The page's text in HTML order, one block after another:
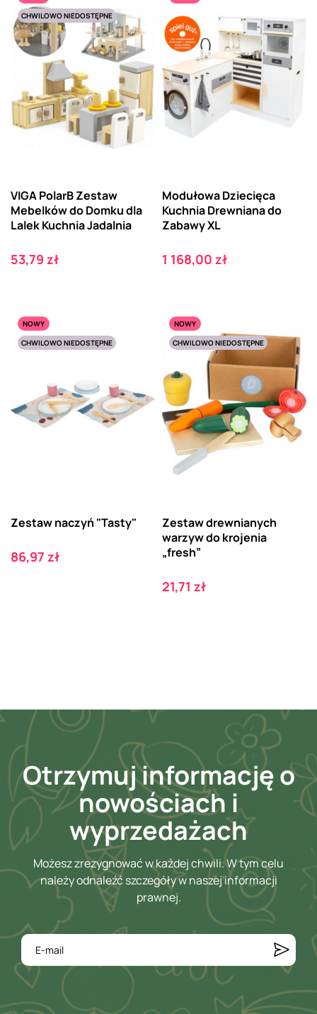
CHWILOWO NIEDOSTĘPNE
VIGA PolarB Zestaw
Mebelków do Domku dla
Lalek Kuchnia Jadalnia
Cena
53,79 zł
Modułowa Dziecięca
Kuchnia Drewniana do
Zabawy XL
Cena
1 168,00 zł
NOWY
CHWILOWO NIEDOSTĘPNE
Zestaw naczyń "Tasty"
Cena
86,97 zł
NOWY
CHWILOWO NIEDOSTĘPNE
Zestaw drewnianych
warzyw do krojenia
„fresh”
Cena
21,71 zł
Otrzymuj informację o
nowościach i
wyprzedażach
Możesz zrezygnować w każdej chwili. W tym celu
należy odnaleźć szczegóły w naszej informacji
prawnej.